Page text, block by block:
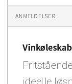
ANMELDELSER